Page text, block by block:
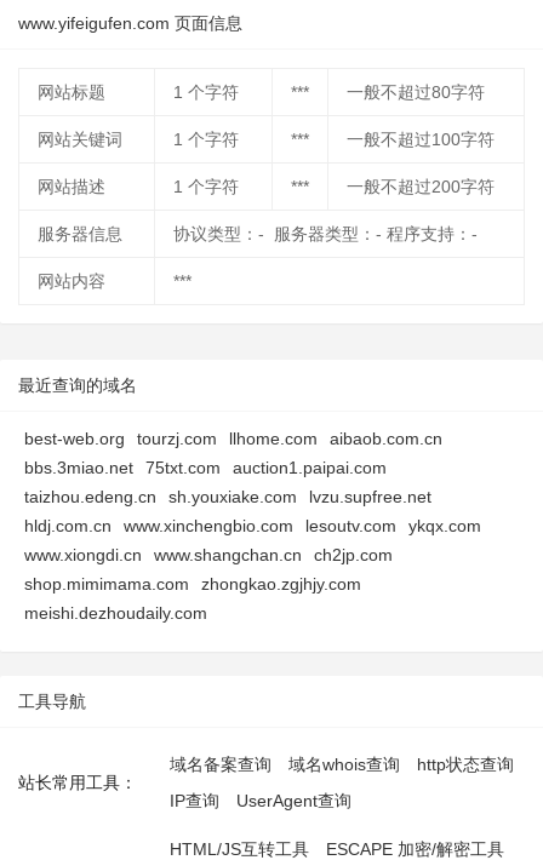
www.yifeigufen.com 页面信息
网站标题 1 个字符 *** 一般不超过80字符
网站关键词 1 个字符 *** 一般不超过100字符
网站描述 1 个字符 *** 一般不超过200字符
服务器信息 协议类型：- 服务器类型：- 程序支持：-
网站内容 ***
最近查询的域名
best-web.org tourzj.com llhome.com
aibaob.com.cn
bbs.3miao.net
75txt.com
auction1.paipai.com
taizhou.edeng.cn
sh.youxiake.com
lvzu.supfree.net
hldj.com.cn
www.xinchengbio.com lesoutv.com
ykqx.com
www.xiongdi.cn
www.shangchan.cn
ch2jp.com
shop.mimimama.com
zhongkao.zgjhjy.com
meishi.dezhoudaily.com
工具导航
站长常用工具：
域名备案查询 域名whois查询
http状态查询
IP查询
UserAgent查询
HTML/JS互转工具 ESCAPE 加密/解密工具